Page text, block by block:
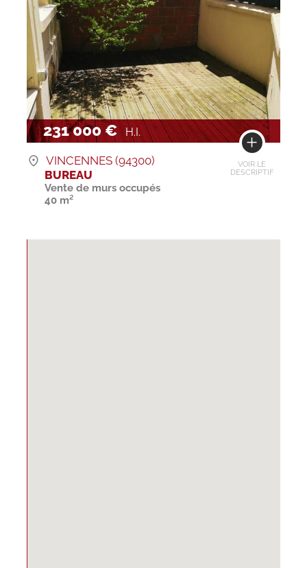
231 000 € H.I.
VOIR LE
DESCRIPTIF
VINCENNES (94300)
BUREAU
Vente de murs occupés
40 m²